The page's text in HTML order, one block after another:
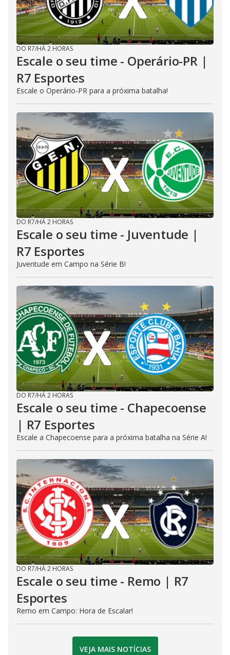
DO R7/HÁ 2 HORAS
Escale o seu time - Operário-PR |
R7 Esportes
Escale o Operário-PR para a próxima batalha!
DO R7/HÁ 2 HORAS
Escale o seu time - Juventude |
R7 Esportes
Juventude em Campo na Série B!
DO R7/HÁ 2 HORAS
Escale o seu time - Chapecoense
| R7 Esportes
Escale a Chapecoense para a próxima batalha na Série A!
DO R7/HÁ 2 HORAS
Escale o seu time - Remo | R7
Esportes
Remo em Campo: Hora de Escalar!
VEJA MAIS NOTÍCIAS